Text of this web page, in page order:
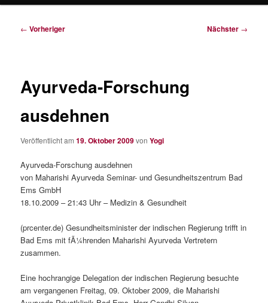
Beitragsnavigation
← Vorheriger Nächster →
Ayurveda-Forschung
ausdehnen
Veröffentlicht am19. Oktober 2009vonYogi
Ayurveda-Forschung ausdehnen
von Maharishi Ayurveda Seminar- und Gesundheitszentrum Bad
Ems GmbH
18.10.2009 – 21:43 Uhr – Medizin & Gesundheit
(prcenter.de) Gesundheitsminister der indischen Regierung trifft in
Bad Ems mit fÃ¼hrenden Maharishi Ayurveda Vertretern
zusammen.
Eine hochrangige Delegation der indischen Regierung besuchte
am vergangenen Freitag, 09. Oktober 2009, die Maharishi